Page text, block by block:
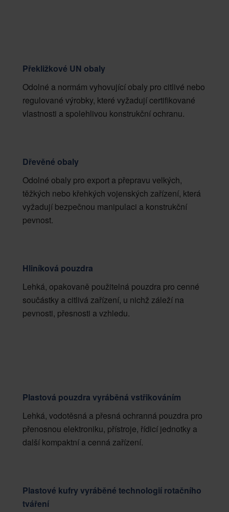
Překližkové UN obaly
Odolné a normám vyhovující obaly pro citlivé nebo
regulované výrobky, které vyžadují certifikované
vlastnosti a spolehlivou konstrukční ochranu.
Dřevěné obaly
Odolné obaly pro export a přepravu velkých,
těžkých nebo křehkých vojenských zařízení, která
vyžadují bezpečnou manipulaci a konstrukční
pevnost.
Hliníková pouzdra
Lehká, opakovaně použitelná pouzdra pro cenné
součástky a citlivá zařízení, u nichž záleží na
pevnosti, přesnosti a vzhledu.
Plastová pouzdra vyráběná vstřikováním
Lehká, vodotěsná a přesná ochranná pouzdra pro
přenosnou elektroniku, přístroje, řídicí jednotky a
další kompaktní a cenná zařízení.
Plastové kufry vyráběné technologií rotačního
tváření